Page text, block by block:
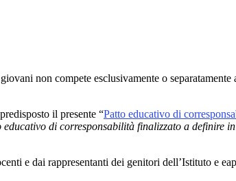
non compete esclusivamente o
il presente “Patto educativo di
di corresponsabilità finalizzato a definire
e dai rappresentanti dei genitori dell’Istituto e